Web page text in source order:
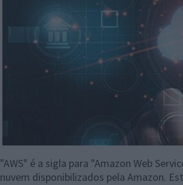
"AWS" é a sigla para "Amazon Web
nuvem disponibilizados pela Amazon.